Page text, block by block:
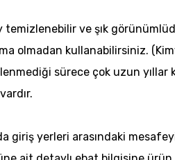
temizlenebilir ve şık
olmadan kullanabilirsiniz.
sürece çok uzun yıllar
giriş yerleri arasındaki